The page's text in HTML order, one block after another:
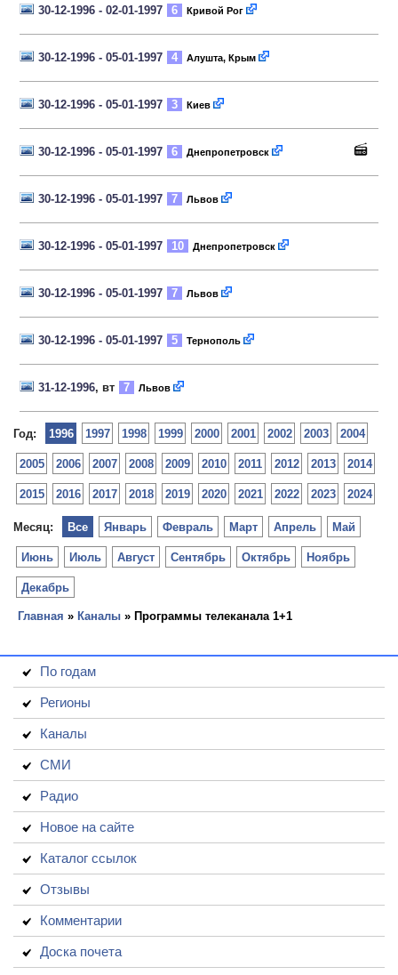
30-12-1996 - 02-01-1997 6 Кривой Рог
30-12-1996 - 05-01-1997 4 Алушта, Крым
30-12-1996 - 05-01-1997 3 Киев
30-12-1996 - 05-01-1997 6 Днепропетровск
30-12-1996 - 05-01-1997 7 Львов
30-12-1996 - 05-01-1997 10 Днепропетровск
30-12-1996 - 05-01-1997 7 Львов
30-12-1996 - 05-01-1997 5 Тернополь
31-12-1996, вт 7 Львов
Год: 1996 1997 1998 1999 2000 2001 2002 2003 2004
2005 2006 2007 2008 2009 2010 2011 2012 2013 2014
2015 2016 2017 2018 2019 2020 2021 2022 2023 2024
Месяц: Январь Февраль Март Апрель Май
Июнь Июль Август Сентябрь Октябрь Ноябрь
Декабрь
Все
Главная » Каналы » Программы телеканала 1+1
По годам
Регионы
Каналы
СМИ
Радио
Новое на сайте
Каталог ссылок
Отзывы
Комментарии
Доска почета